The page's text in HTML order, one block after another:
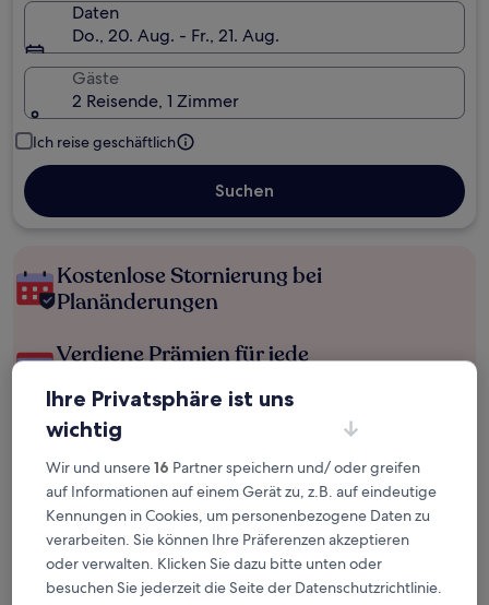
Daten
Do., 20. Aug. - Fr., 21. Aug.
Gäste
2 Reisende, 1 Zimmer
Ich reise geschäftlich
Suchen
Kostenlose Stornierung bei
Planänderungen
Verdiene Prämien für jede
Mehr sparen mit Preisen für Mitglieder
Überprüfe die Preise für diese Daten
Heute
6. Aug. - 7. Aug.
Morgen
7. Aug. - 8. Aug.
Ihre Privatsphäre ist uns
wichtig
Wir und unsere16 Partner speichern und/ oder greifen
auf Informationen auf einem Gerät zu, z.B. auf eindeutige
Kennungen in Cookies, um personenbezogene Daten zu
verarbeiten. Sie können Ihre Präferenzen akzeptieren
oder verwalten. Klicken Sie dazu bitte unten oder
besuchen Sie jederzeit die Seite der Datenschutzrichtlinie.